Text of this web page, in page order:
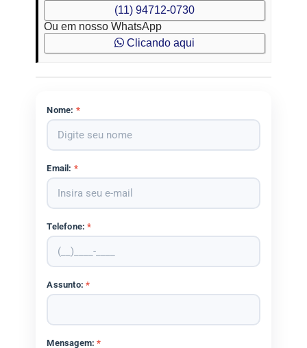
(11) 94712-0730
Ou em nosso WhatsApp
Clicando aqui
Nome: *
Email: *
Telefone:*
Assunto:*
Mensagem:*